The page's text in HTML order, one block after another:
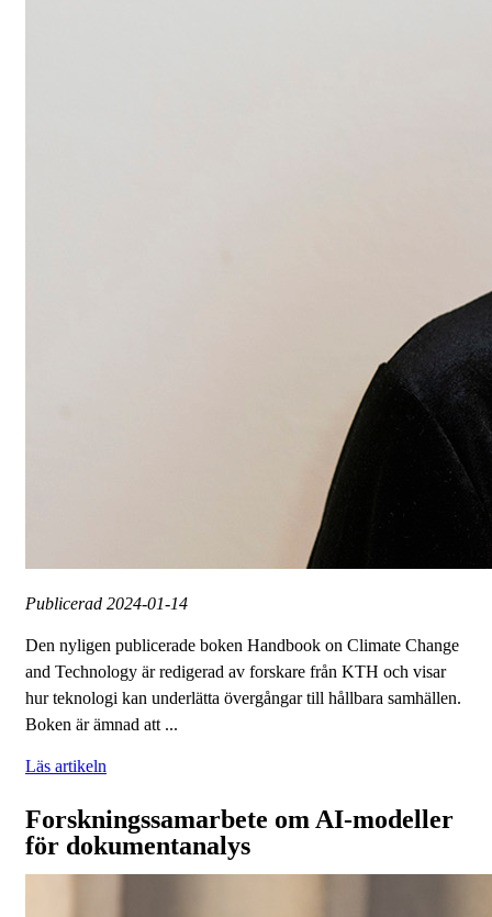
Publicerad 2024-01-14
Den nyligen publicerade boken Handbook on Climate Change
and Technology är redigerad av forskare från KTH och visar
hur teknologi kan underlätta övergångar till hållbara samhällen.
Boken är ämnad att ...
Läs artikeln
Forskningssamarbete om AI-modeller
för dokumentanalys